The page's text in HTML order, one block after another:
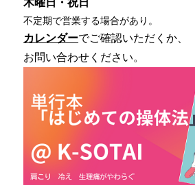
木曜日・祝日
不定期で営業する場合があり。
カレンダーでご確認いただくか、
お問い合わせください。